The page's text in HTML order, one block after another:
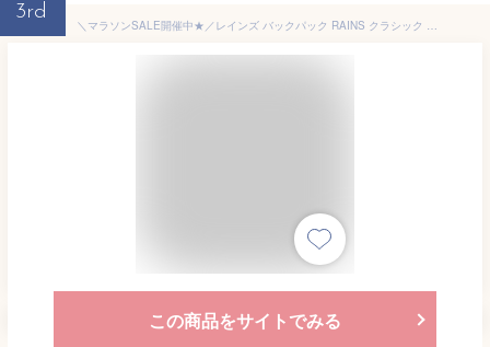
3rd
＼マラソンSALE開催中★／レインズ バックパック RAINS クラシック バックパック メンズ レディース ブラック 黒 グレー ネイビー グリーン ブラウン CLASSIC BACKPACK 12200 ユニセックス 13L カバン リュック ブランド シンプル ロゴ カジュアル 通勤 通学
この商品をサイトでみる